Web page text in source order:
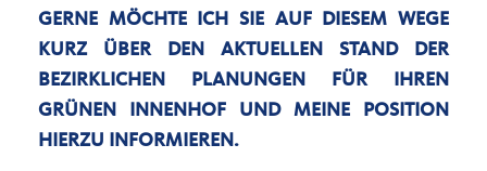
GERNE MÖCHTE ICH SIE AUF DIESEM WEGE
KURZ ÜBER DEN AKTUELLEN STAND DER
BEZIRKLICHEN PLANUNGEN FÜR IHREN
GRÜNEN INNENHOF UND MEINE POSITION
HIERZU INFORMIEREN.